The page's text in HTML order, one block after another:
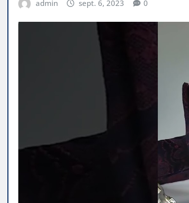
admin sept. 6, 2023 0